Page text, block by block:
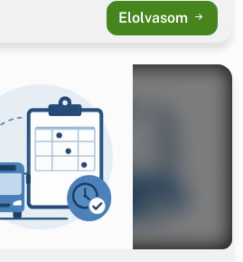
Elolvasom